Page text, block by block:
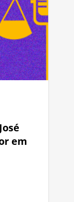
em